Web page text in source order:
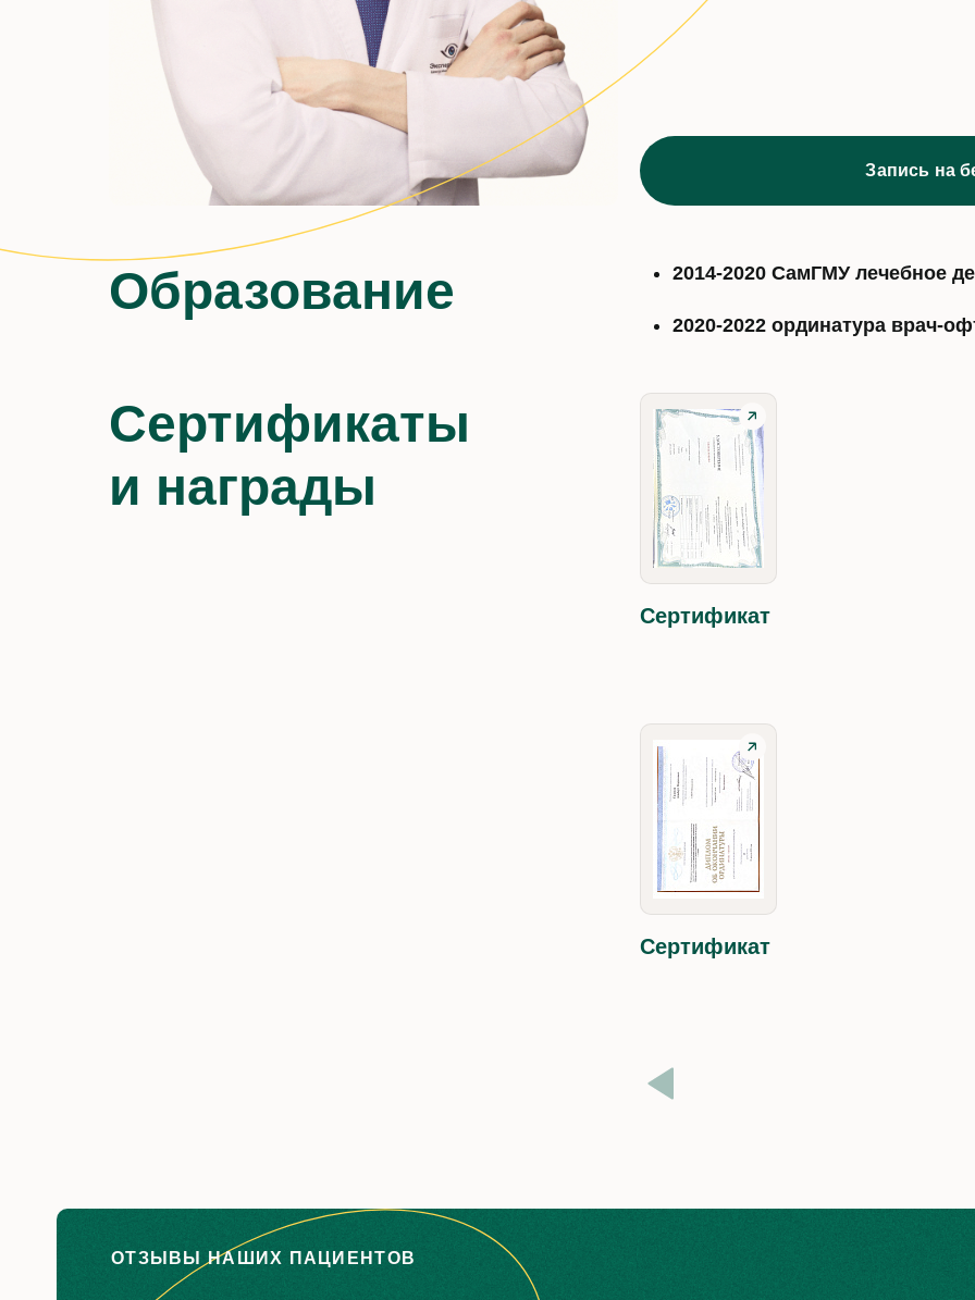
Лазерная коррекция
близорукости
Степени миопии
катаракты
Лазерная коррекция LASIK
Лазерная коррекция
Запись на
Образование 2014-2020 СамГМУ лечебное
2020-2022 ординатура врач-
Сертификаты
и награды
Сертификат
Сертификат
ОТЗЫВЫ НАШИХ ПАЦИЕНТОВ